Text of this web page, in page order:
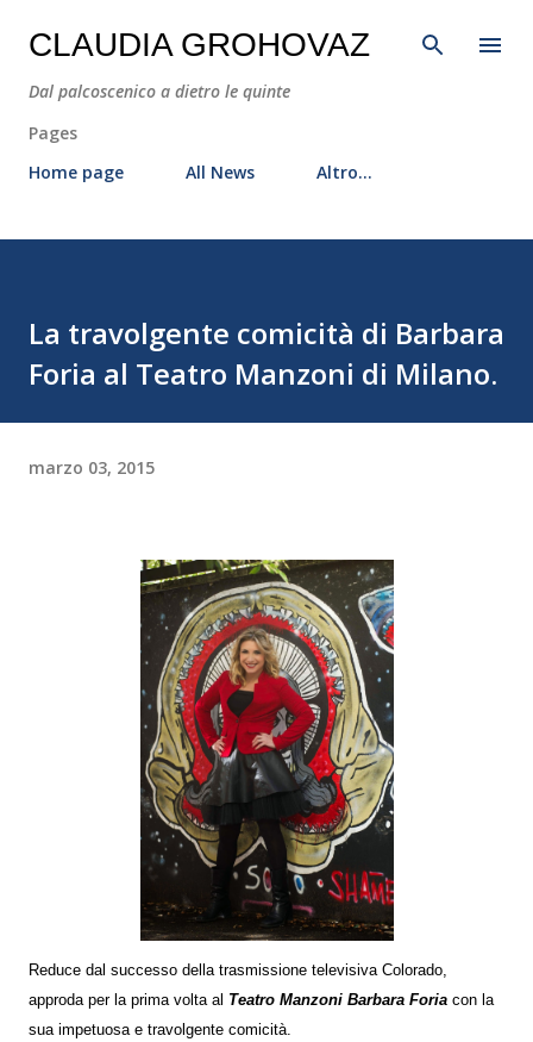
Passa ai contenuti principali
CLAUDIA GROHOVAZ
Dal palcoscenico a dietro le quinte
Pages
Home page
All News Altro…
La travolgente comicità di Barbara
Foria al Teatro Manzoni di Milano.
marzo 03, 2015
Reduce dal successo della trasmissione televisiva Colorado,
approda per la prima volta al Teatro Manzoni Barbara Foria con la
sua impetuosa e travolgente comicità.